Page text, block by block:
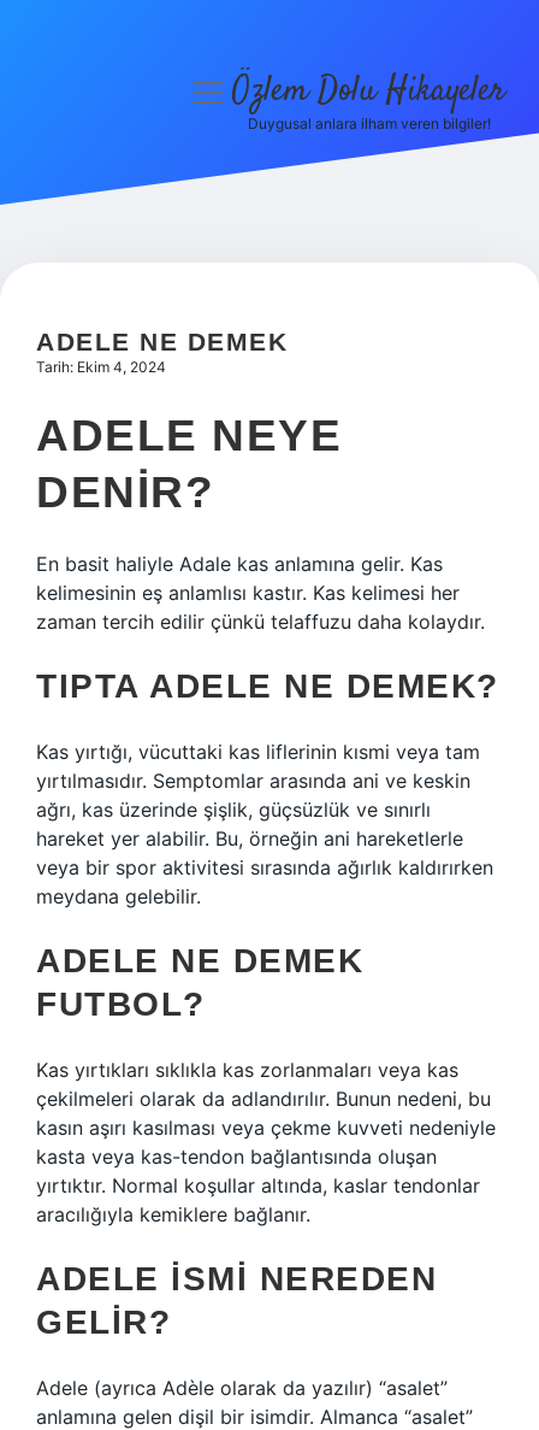
Hakkımızda
menüyüÖzlem Dolu Hikayeler
Duygusal anlara ilham veren bilgiler!
ADELE NE DEMEK
Tarih: Ekim 4, 2024
ADELE NEYE
DENIR?
En basit haliyle Adale kas anlamına gelir. Kas
kelimesinin eş anlamlısı kastır. Kas kelimesi her
zaman tercih edilir çünkü telaffuzu daha kolaydır.
TIPTA ADELE NE DEMEK?
Kas yırtığı, vücuttaki kas liflerinin kısmi veya tam
yırtılmasıdır. Semptomlar arasında ani ve keskin
ağrı, kas üzerinde şişlik, güçsüzlük ve sınırlı
hareket yer alabilir. Bu, örneğin ani hareketlerle
veya bir spor aktivitesi sırasında ağırlık kaldırırken
meydana gelebilir.
ADELE NE DEMEK
FUTBOL?
Kas yırtıkları sıklıkla kas zorlanmaları veya kas
çekilmeleri olarak da adlandırılır. Bunun nedeni, bu
kasın aşırı kasılması veya çekme kuvveti nedeniyle
kasta veya kas-tendon bağlantısında oluşan
yırtıktır. Normal koşullar altında, kaslar tendonlar
aracılığıyla kemiklere bağlanır.
ADELE ISMI NEREDEN
GELIR?
Adele (ayrıca Adèle olarak da yazılır) “asalet”
anlamına gelen dişil bir isimdir. Almanca “asalet”